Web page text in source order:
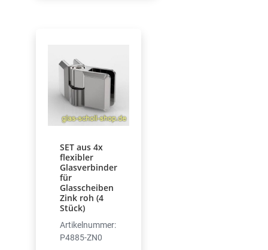
SET aus 4x
flexibler
Glasverbinder
für
Glasscheiben
Zink roh (4
Stück)
Artikelnummer:
P4885-ZN0